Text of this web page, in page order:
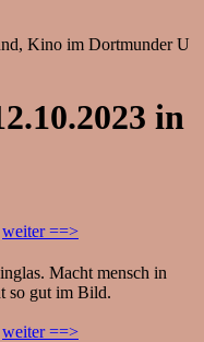
Kino im Dortmunder U
in
weiter ==>
Macht mensch in
so gut im Bild.
weiter ==>